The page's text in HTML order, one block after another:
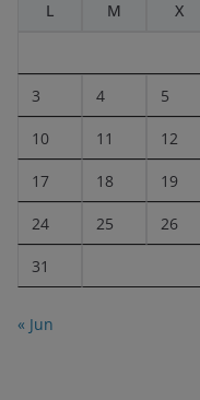
L
M X
3 4 5
10 11 12
17 18 19
24 25 26
31
« Jun